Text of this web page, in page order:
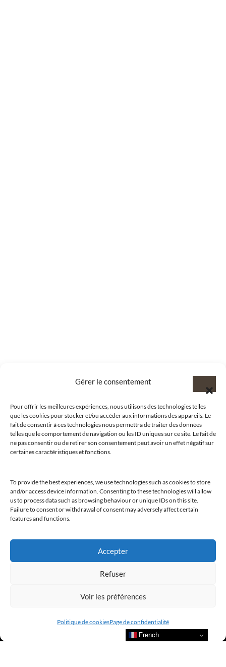
Gérer le consentement
Pour offrir les meilleures expériences, nous utilisons des technologies telles
que les cookies pour stocker et/ou accéder aux informations des appareils. Le
fait de consentir à ces technologies nous permettra de traiter des données
telles que le comportement de navigation ou les ID uniques sur ce site. Le fait de
ne pas consentir ou de retirer son consentement peut avoir un effet négatif sur
certaines caractéristiques et fonctions.
To provide the best experiences, we use technologies such as cookies to store
and/or access device information. Consenting to these technologies will allow
us to process data such as browsing behaviour or unique IDs on this site.
Failure to consent or withdrawal of consent may adversely affect certain
features and functions.
Accepter
Refuser
Voir les préférences
Politique de cookiesPage de confidentialité
@clubamilcar
French